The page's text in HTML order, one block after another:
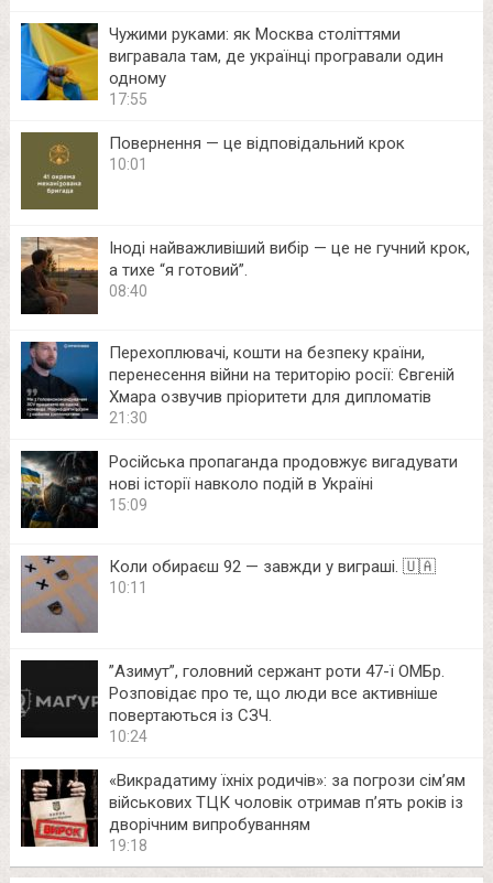
Чужими руками: як Москва століттями
вигравала там, де українці програвали один
одному
17:55
Повернення — це відповідальний крок
10:01
Іноді найважливіший вибір — це не гучний крок,
а тихе “я готовий”.
08:40
Перехоплювачі, кошти на безпеку країни,
перенесення війни на територію росії: Євгеній
Хмара озвучив пріоритети для дипломатів
21:30
Російська пропаганда продовжує вигадувати
нові історії навколо подій в Україні
15:09
Коли обираєш 92 — завжди у виграші. 🇺🇦
10:11
⁨”Азимут”, головний сержант роти 47-ї ОМБр.
Розповідає про те, що люди все активніше
повертаються із СЗЧ.
10:24
«Викрадатиму їхніх родичів»: за погрози сім’ям
військових ТЦК чоловік отримав п’ять років із
дворічним випробуванням
19:18